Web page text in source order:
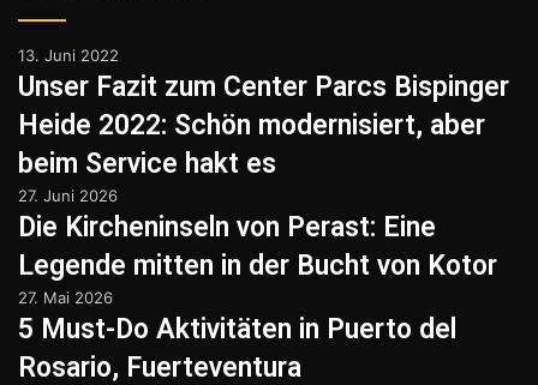
13. Juni 2022
Unser Fazit zum Center Parcs Bispinger
Heide 2022: Schön modernisiert, aber
beim Service hakt es
27. Juni 2026
Die Kircheninseln von Perast: Eine
Legende mitten in der Bucht von Kotor
27. Mai 2026
5 Must-Do Aktivitäten in Puerto del
Rosario, Fuerteventura